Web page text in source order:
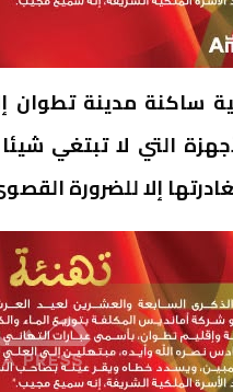
ساكنة مدينة تطوان
التي لا تبتغي
إلا للضرورة